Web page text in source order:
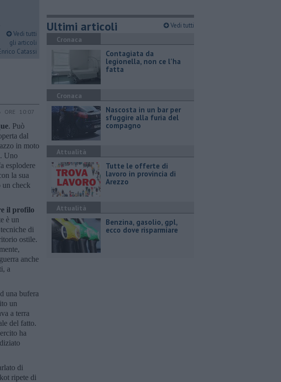
Vedi tutti
gli articoli
Catassi
ORE 10:07
. Può
dal
in moto
Uno
esplodere
la sua
un check
il profilo
è un
di
ostile.
anche
a
una bufera
un
a terra
del fatto.
ha
di
ripete di
Ultimi articoli Vedi tutti
Cronaca
Contagiata da
legionella, non ce l'ha
fatta
Cronaca
Nascosta in un bar per
sfuggire alla furia del
compagno
Attualità
​Tutte le offerte di
lavoro in provincia di
Arezzo
Attualità
​Benzina, gasolio, gpl,
ecco dove risparmiare